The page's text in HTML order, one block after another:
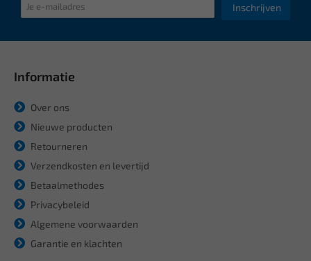
Inschrijven
Informatie
Over ons
Nieuwe producten
Retourneren
Verzendkosten en levertijd
Betaalmethodes
Privacybeleid
Algemene voorwaarden
Garantie en klachten